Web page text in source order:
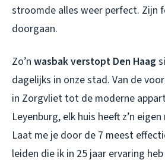
stroomde alles weer perfect. Zijn
doorgaan.
Zo’n wasbak verstopt Den Haag
dagelijks in onze stad. Van de
in Zorgvliet tot de moderne
Leyenburg, elk huis heeft z’n
Laat me je door de 7 meest
leiden die ik in 25 jaar ervaring